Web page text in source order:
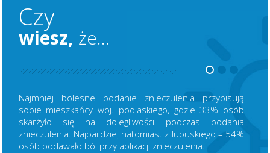
Czy
wiesz, że...
Najmniej bolesne podanie znieczulenia przypisują
sobie mieszkańcy woj. podlaskiego, gdzie 33% osób
skarżyło się na dolegliwości podczas podania
znieczulenia. Najbardziej natomiast z lubuskiego – 54%
osób podawało ból przy aplikacji znieczulenia.